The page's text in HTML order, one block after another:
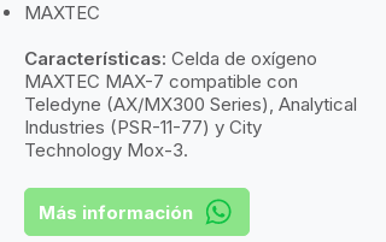
MAXTEC
Características: Celda de oxígeno
MAXTEC MAX-7 compatible con
Teledyne (AX/MX300 Series), Analytical
Industries (PSR-11-77) y City
Technology Mox-3.
Más información